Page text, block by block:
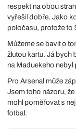
respekt na obou
vyřešil dobře. Jako
poločasu, protože to
Můžeme se bavit o
žlutou kartu. Já bych
na Maduekeho nebyl
Pro Arsenal může
Jsem toho názoru,
mohl poměřovat s
fotbal.